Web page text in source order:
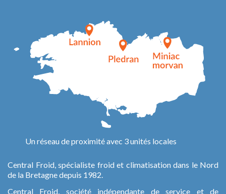
Un réseau de proximité avec 3 unités locales
Central Froid, spécialiste froid et climatisation dans le Nord
de la Bretagne depuis 1982.
Central Froid, société indépendante de service et de